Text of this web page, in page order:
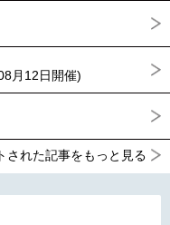
月12日開催)
された記事をもっと見る